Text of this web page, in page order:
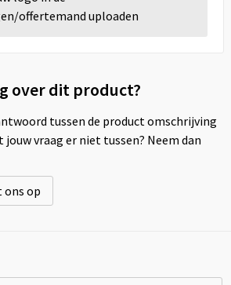
offertemand uploaden
over dit product?
tussen de product omschrijving
vraag er niet tussen? Neem dan
ons op